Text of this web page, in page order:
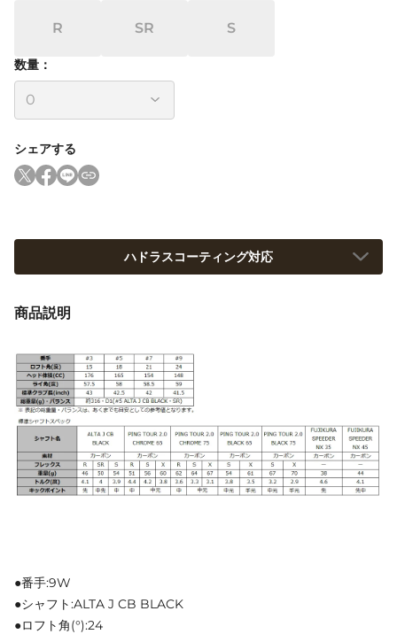
R SR S
数量：
シェアする
ハドラスコーティング対応
商品説明
●番手:9W
●シャフト:ALTA J CB BLACK
●ロフト角(°):24